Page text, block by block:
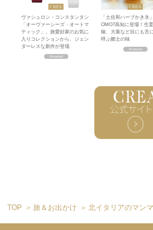
ヴァシュロン・コンスタンタン
「オーヴァーシーズ・オートマ
ティック」。旅愛好家のお気に
入りコレクションから、ジェン
ダーレスな新作が登場
「土佐和ハーブかき氷
OMO7高知に登場！生
椒、大葉など目にも舌
呼ぶ郷土の味
TOP 旅＆お出かけ 北イタリアのマン